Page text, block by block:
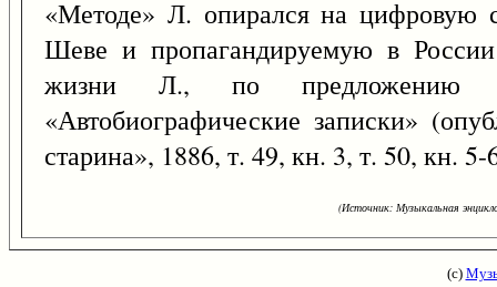
«Методе» Л. опирался на цифровую
Шеве и пропагандируемую в
жизни Л., по предложению
«Автобиографические записки»
старина», 1886, т. 49, кн. 3, т. 50, кн.
(Источник: Музыкальная
(с)